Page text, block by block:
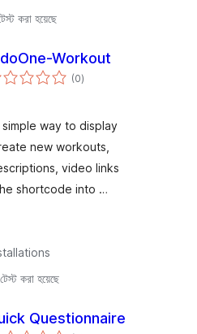
করা হয়েছে
Workout
(0total
ratings
)
way to display
new workouts,
video links
shortcode into …
করা হয়েছে
Questionnaire